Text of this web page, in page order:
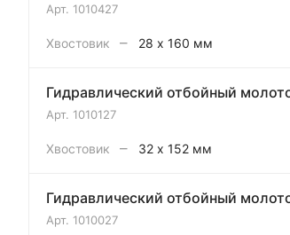
Арт. 1010427
Хвостовик – 28 x 160 мм
Гидравлический отбойный
Арт. 1010127
Хвостовик – 32 x 152 мм
Гидравлический отбойный
Арт. 1010027